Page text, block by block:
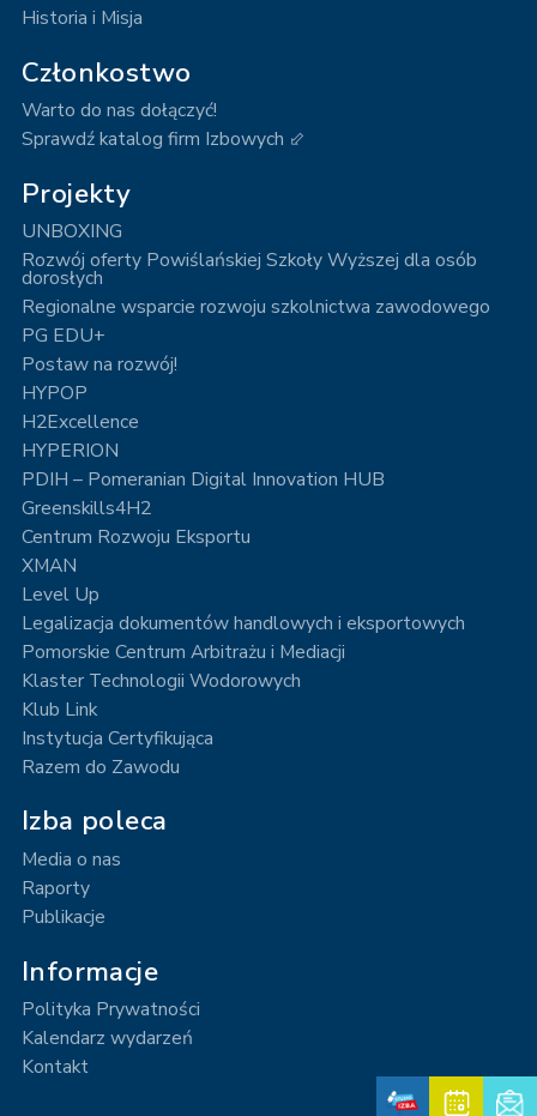
Historia i Misja
Członkostwo
Warto do nas dołączyć!
Sprawdź katalog firm Izbowych ⬃
Projekty
UNBOXING
Rozwój oferty Powiślańskiej Szkoły Wyższej dla osób
dorosłych
Regionalne wsparcie rozwoju szkolnictwa zawodowego
PG EDU+
Postaw na rozwój!
HYPOP
H2Excellence
HYPERION
PDIH – Pomeranian Digital Innovation HUB
Greenskills4H2
Centrum Rozwoju Eksportu
XMAN
Level Up
Legalizacja dokumentów handlowych i eksportowych
Pomorskie Centrum Arbitrażu i Mediacji
Klaster Technologii Wodorowych
Klub Link
Instytucja Certyfikująca
Razem do Zawodu
Izba poleca
Media o nas
Raporty
Publikacje
Informacje
Polityka Prywatności
Kalendarz wydarzeń
Kontakt